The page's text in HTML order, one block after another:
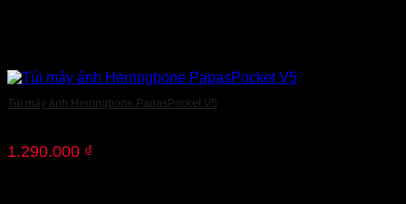
Túi máy ảnh Herringbone PapasPocket V5
1.290.000 ₫